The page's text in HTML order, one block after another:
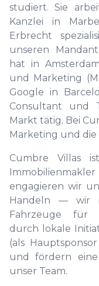
studiert. Sie
Kanzlei in
Erbrecht
unseren
hat in
und Marketing
Google in
Consultant und
Markt tätig. Bei
Marketing und
Cumbre Villas
Immobilienmakler
engagieren wir
Handeln — wir
Fahrzeuge für
durch lokale
(als
und fördern eine
unser Team.